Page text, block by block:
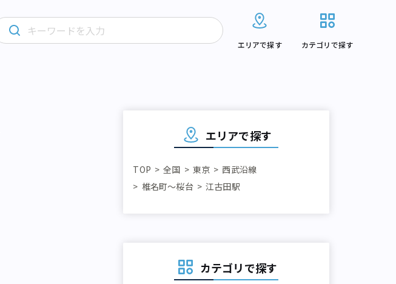
エリアで探す カテゴリで探す
エリアで探す
TOP 全国 東京
西武沿線
椎名町～桜台
江古田駅
カテゴリで探す